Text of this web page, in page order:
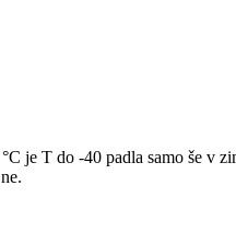
je T do -40 padla samo še